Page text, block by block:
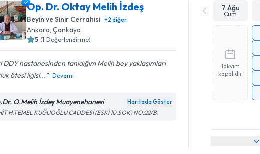
Op. Dr. Oktay Melih İzdeş
Beyin ve Sinir Cerrahisi +2 diğer
Ankara, Çankaya
5 (1 Değerlendirme)
DDY hastanesinden tanıdığım Melih bey yaklaşımları
ötesi ilgisi...
Devamı
O.Melih İzdeş Muayenehanesi Haritada Göster
H.TEMEL KUĞUOĞLU CADDESİ (ESKİ 10.SOK) NO:22/B.
7 Ağu
Cum
Takvim
kapalıdır